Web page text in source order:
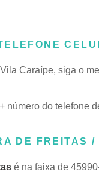
Caraípe, siga o
número do telefone
DE FREITAS /
é na faixa de